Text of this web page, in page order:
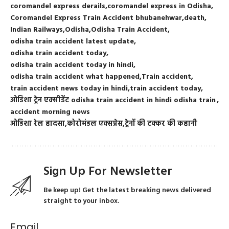
coromandel express derails coromandel express in Odisha
Coromandel Express Train Accident bhubanehwar death
Indian Railways Odisha Odisha Train Accident
odisha train accident latest update
odisha train accident today
odisha train accident today in hindi
odisha train accident what happened Train accident
train accident news today in hindi train accident today
ओडिशा ट्रेन एक्सीडेंट odisha train accident in hindi odisha train
accident morning news
ओडिशा रेल हादसाकोरोमंडल एक्सप्रेसट्रेनों की टक्कर की कहानी
Sign Up For Newsletter
Be keep up! Get the latest breaking news delivered
straight to your inbox.